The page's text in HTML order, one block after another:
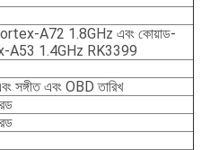
A72 1.8GHz এবং কোয়াড-
A53 1.4GHz RK3399
সঙ্গীত এবং OBD তারিখ